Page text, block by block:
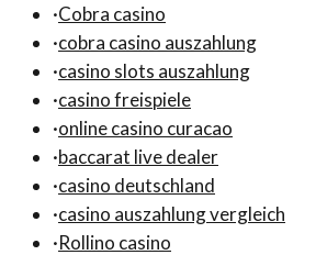
·Cobra casino
·cobra casino auszahlung
·casino slots auszahlung
·casino freispiele
·online casino curacao
·baccarat live dealer
·casino deutschland
·casino auszahlung vergleich
·Rollino casino